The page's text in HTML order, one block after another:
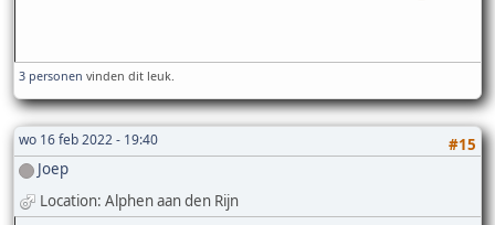
3 personen vinden dit leuk.
wo 16 feb 2022 - 19:40
#15
Joep
Location: Alphen aan den Rijn